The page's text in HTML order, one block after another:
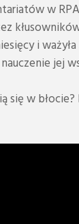
w
i
jej
się w